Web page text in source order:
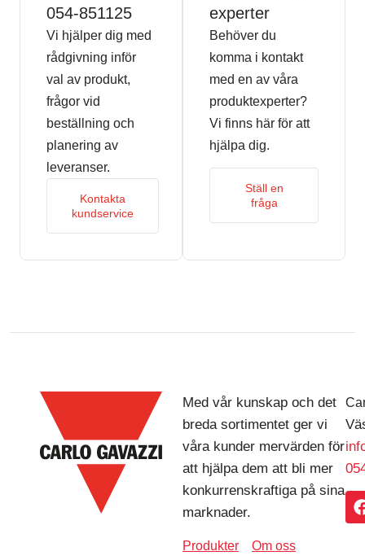
054-851125
Vi hjälper dig med
rådgivning inför
val av produkt,
frågor vid
beställning och
planering av
leveranser.
Kontakta
kundservice
experter
Behöver du
komma i kontakt
med en av våra
produktexperter?
Vi finns här för att
hjälpa dig.
Ställ en
fråga
Med vår kunskap och det
breda sortimentet ger vi
våra kunder mervärden för
att hjälpa dem att bli mer
konkurrenskraftiga på sina
marknader.
Produkter Om oss